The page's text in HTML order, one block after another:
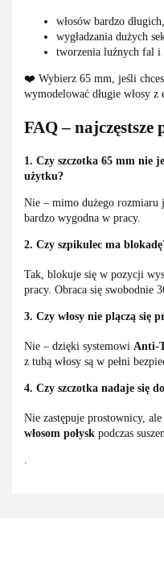
włosów bardzo
wygładzania dużych
tworzenia luźnych fal i
❤️ Wybierz 65 mm, jeśli
wymodelować długie włosy
FAQ – najczęstsze
1. Czy szczotka 65 mm nie
użytku?
Nie – mimo dużego rozmiaru
bardzo wygodna w pracy.
2. Czy szpikulec ma
Tak, blokuje się w pozycji
pracy. Obraca się swobodnie
3. Czy włosy nie plączą się
Nie – dzięki systemowi Anti-
z tubą włosy są w pełni
4. Czy szczotka nadaje się
Nie zastępuje prostownicy, ale
włosom połysk podczas
.